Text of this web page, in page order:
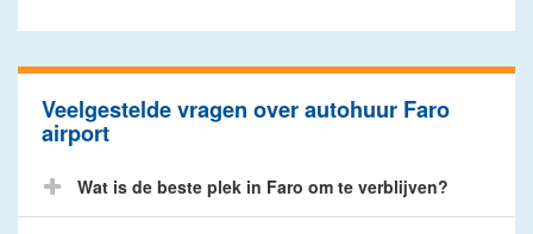
Veelgestelde vragen over autohuur Faro
airport
Wat is de beste plek in Faro om te verblijven?